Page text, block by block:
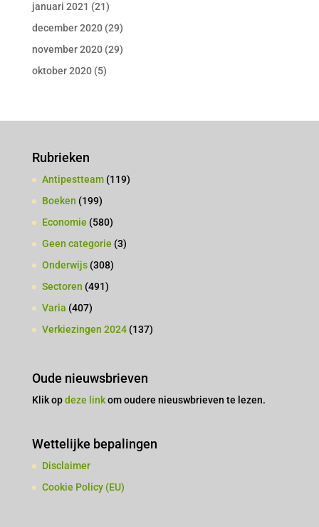
januari 2021 (21)
december 2020(29)
november 2020(29)
oktober 2020(5)
Rubrieken
Antipestteam(119)
Boeken (199)
Economie (580)
Geen categorie (3)
Onderwijs(308)
Sectoren (491)
Varia (407)
Verkiezingen 2024(137)
Oude nieuwsbrieven
Klik opdeze linkom oudere nieuswbrieven te lezen.
Wettelijke bepalingen
Disclaimer
Cookie Policy (EU)